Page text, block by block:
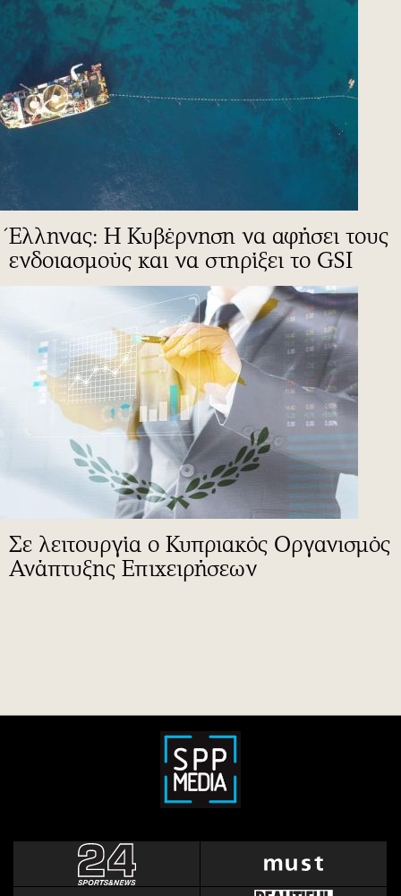
Έλληνας: Η Κυβέρνηση να αφήσει τους
ενδοιασμούς και να στηρίξει το GSI
Σε λειτουργία ο Κυπριακός Οργανισμός
Ανάπτυξης Επιχειρήσεων